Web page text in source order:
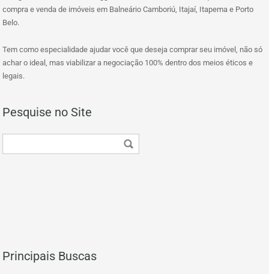
compra e venda de imóveis em Balneário Camboriú, Itajaí, Itapema e Porto
Belo.
Tem como especialidade ajudar você que deseja comprar seu imóvel, não só
achar o ideal, mas viabilizar a negociação 100% dentro dos meios éticos e
legais.
Pesquise no Site
Principais Buscas